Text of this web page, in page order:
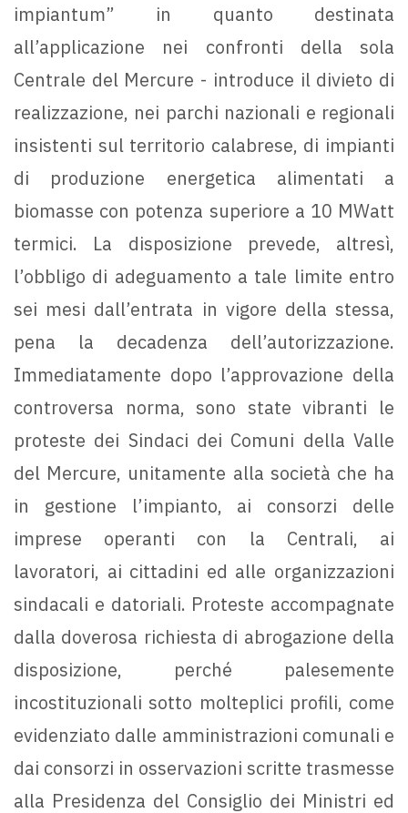
impiantum” in quanto destinata
all’applicazione nei confronti della sola
Centrale del Mercure - introduce il divieto di
realizzazione, nei parchi nazionali e regionali
insistenti sul territorio calabrese, di impianti
di produzione energetica alimentati a
biomasse con potenza superiore a 10 MWatt
termici. La disposizione prevede, altresì,
l’obbligo di adeguamento a tale limite entro
sei mesi dall’entrata in vigore della stessa,
pena la decadenza dell’autorizzazione.
Immediatamente dopo l’approvazione della
controversa norma, sono state vibranti le
proteste dei Sindaci dei Comuni della Valle
del Mercure, unitamente alla società che ha
in gestione l’impianto, ai consorzi delle
imprese operanti con la Centrali, ai
lavoratori, ai cittadini ed alle organizzazioni
sindacali e datoriali. Proteste accompagnate
dalla doverosa richiesta di abrogazione della
disposizione, perché palesemente
incostituzionali sotto molteplici profili, come
evidenziato dalle amministrazioni comunali e
dai consorzi in osservazioni scritte trasmesse
alla Presidenza del Consiglio dei Ministri ed